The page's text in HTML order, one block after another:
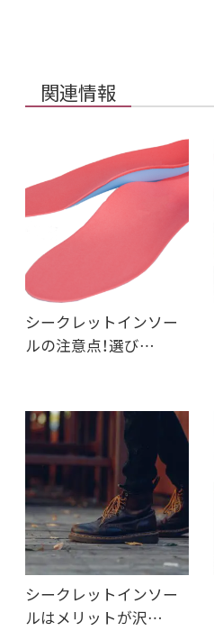
関連情報
シークレットインソー
ルの注意点！選び…
シークレットインソー
ルはメリットが沢…